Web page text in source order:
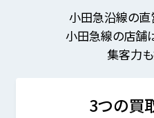
小田急沿線の直
小田急線の店舗
集客力も
3つの買